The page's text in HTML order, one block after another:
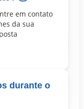
em contato
da sua
durante o